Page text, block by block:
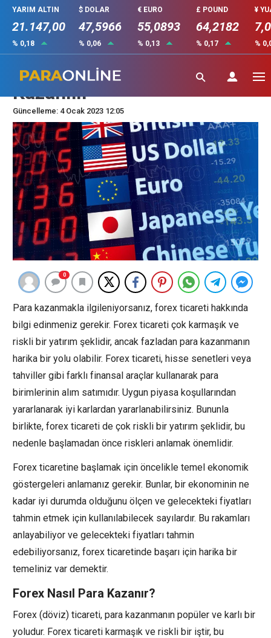
YARIM ALTIN
21.147,00
% 0,18
$ DOLAR
47,5966
% 0,06
€ EURO
55,0893
% 0,13
£ POUND
64,2182
% 0,17
¥
%
Forex Nedir Nasıl Para
Kazanılır
Güncelleme: 4 Ocak 2023 12:05
0
Para kazanmakla ilgileniyorsanız, forex ticareti hakkında
bilgi edinmeniz gerekir. Forex ticareti çok karmaşık ve
riskli bir yatırım şeklidir, ancak fazladan para kazanmanın
harika bir yolu olabilir. Forex ticareti, hisse senetleri veya
tahviller gibi farklı finansal araçlar kullanarak para
birimlerinin alım satımıdır. Uygun piyasa koşullarından
yararlanarak iyi karlardan yararlanabilirsiniz. Bununla
birlikte, forex ticareti de çok riskli bir yatırım şeklidir, bu
nedenle başlamadan önce riskleri anlamak önemlidir.
Forex ticaretine başlamak için öncelikle temel ekonomik
göstergeleri anlamanız gerekir. Bunlar, bir ekonominin ne
kadar iyi durumda olduğunu ölçen ve gelecekteki fiyatları
tahmin etmek için kullanılabilecek sayılardır. Bu rakamları
anlayabiliyor ve gelecekteki fiyatları tahmin
edebiliyorsanız, forex ticaretinde başarı için harika bir
temeliniz var demektir.
Forex Nasıl Para Kazanır?
Forex (döviz) ticareti, para kazanmanın popüler ve karlı bir
yoludur. Forex ticareti karmaşık ve riskli bir iştir, bu